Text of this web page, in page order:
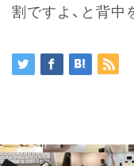
割ですよ、と背中